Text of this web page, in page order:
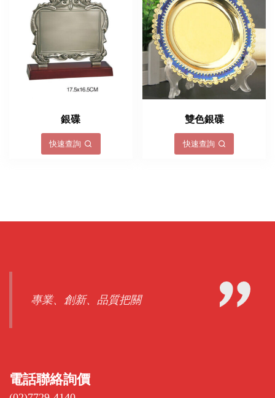
銀碟
快速查詢
雙色銀碟
快速查詢
專業、創新、品質把關
電話聯絡詢價